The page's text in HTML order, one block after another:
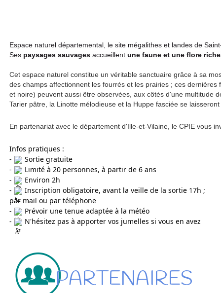
Espace naturel départemental, le site mégalithes et landes de
Ses paysages sauvagesaccueillent une faune et une flore
Cet espace naturel constitue un véritable sanctuaire grâce à sa
des champs affectionnent les fourrés et les prairies ; ces
et noire) peuvent aussi être observées, aux côtés d'une multitude
Tarier pâtre, la Linotte mélodieuse et la Huppe fasciée se
En partenariat avec le département d'Ille-et-Vilaine, le CPIE vous
Infos pratiques :
-
Sortie gratuite
-
Limité à 20 personnes, à partir de 6 ans
-
Environ 2h
-
Inscription obligatoire, avant la veille de la sortie 17h ;
par mail ou par téléphone
-
Prévoir une tenue adaptée à la météo
-
N'hésitez pas à apporter vos jumelles si vous en avez
PARTENAIRES